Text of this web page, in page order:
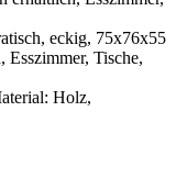
eckig, 75x76x55
Esszimmer, Tische,
Holz,